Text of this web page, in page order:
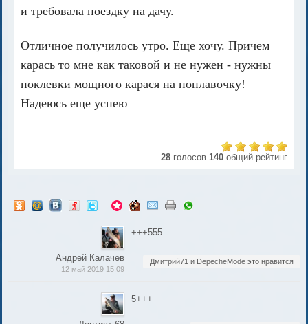
и требовала поездку на дачу.
Отличное получилось утро. Еще хочу. Причем
карась то мне как таковой и не нужен - нужны
поклевки мощного карася на поплавочку!
Надеюсь еще успею
28 голосов 140 общий рейтинг
Андрей Калачев
12 май 2019 15:09
+++555
Дмитрий71 и DepecheMode это нравится
5+++